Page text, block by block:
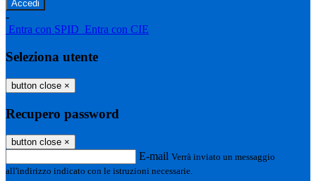
-
Entra con SPID Entra con CIE
Seleziona utente
button close ×
Recupero password
button close ×
E-mail Verrà inviato un messaggio
all'indirizzo indicato con le istruzioni necessarie.